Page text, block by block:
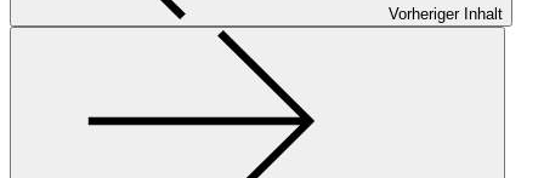
Vorheriger Inhalt